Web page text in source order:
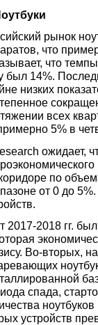
рынок
что
что
был 14%.
низких
всех
5% в
ожидает,
по
от 0 до
2017-2018 гг.
Во-вторых,
спада,
устройств